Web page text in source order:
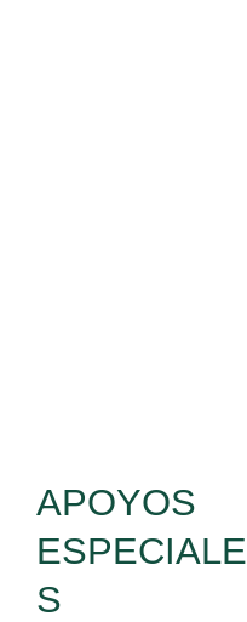
APOYOS
ESPECIALE
S